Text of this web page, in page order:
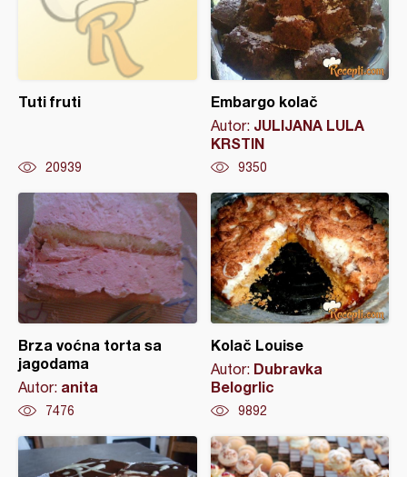
Tuti fruti
20939
Embargo kolač
Autor: JULIJANA LULA
KRSTIN
9350
Brza voćna torta sa
jagodama
Autor: anita
7476
Kolač Louise
Autor: Dubravka
Belogrlic
9892